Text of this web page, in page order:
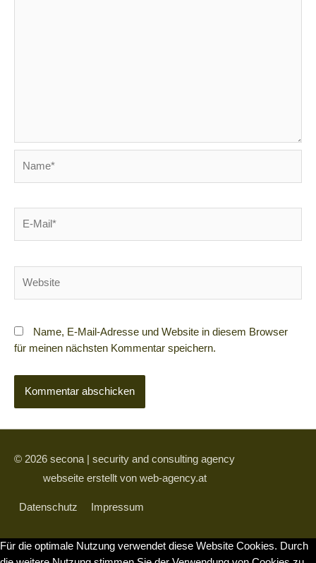
Mail*
Name, E-Mail-Adresse und Website in diesem Browser
für meinen nächsten Kommentar speichern.
© 2026 secona | security and consulting agency
webseite erstellt von web-agency.at
Datenschutz Impressum
Für die optimale Nutzung verwendet diese Website Cookies. Durch